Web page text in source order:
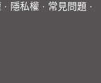
· 隱私權 · 常見問題 ·